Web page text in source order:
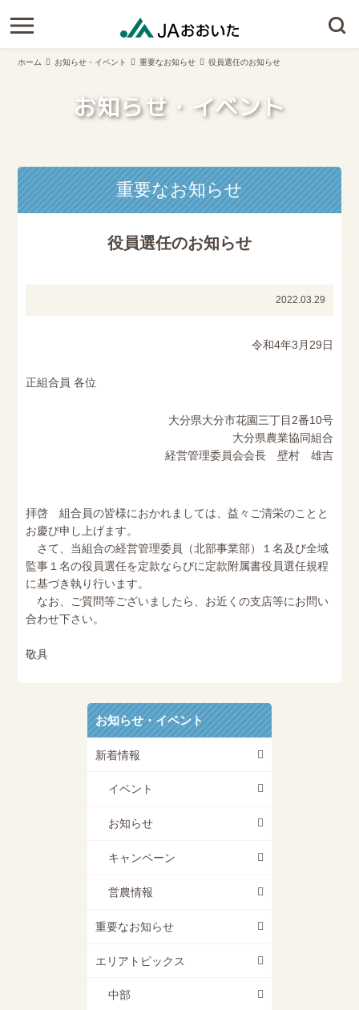
ホーム お知らせ・イベント 重要なお知らせ 役員選任のお知らせ
お知らせ・イベント
お知らせ・イベント
新着情報
イベント
お知らせ
キャンペーン
営農情報
重要なお知らせ
エリアトピックス
中部
重要なお知らせ
役員選任のお知らせ
2022.03.29
令和4年3月29日
正組合員 各位
大分県大分市花園三丁目2番10号
大分県農業協同組合
経営管理委員会会長 壁村 雄吉
拝啓 組合員の皆様におかれましては、益々ご清栄のことと
お慶び申し上げます。
さて、当組合の経営管理委員（北部事業部）１名及び全域
監事１名の役員選任を定款ならびに定款附属書役員選任規程
に基づき執り行います。
なお、ご質問等ございましたら、お近くの支店等にお問い
合わせ下さい。
敬具